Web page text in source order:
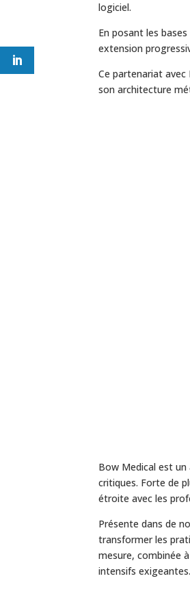
logiciel.
En posant les
extension
Ce partenariat
son architecture
Bow Medical est
critiques. Forte de
étroite avec les
Présente dans de
transformer les
mesure, combinée
intensifs exigeantes.